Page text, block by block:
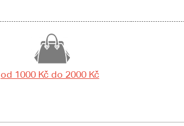
od 1000 Kč do 2000 Kč